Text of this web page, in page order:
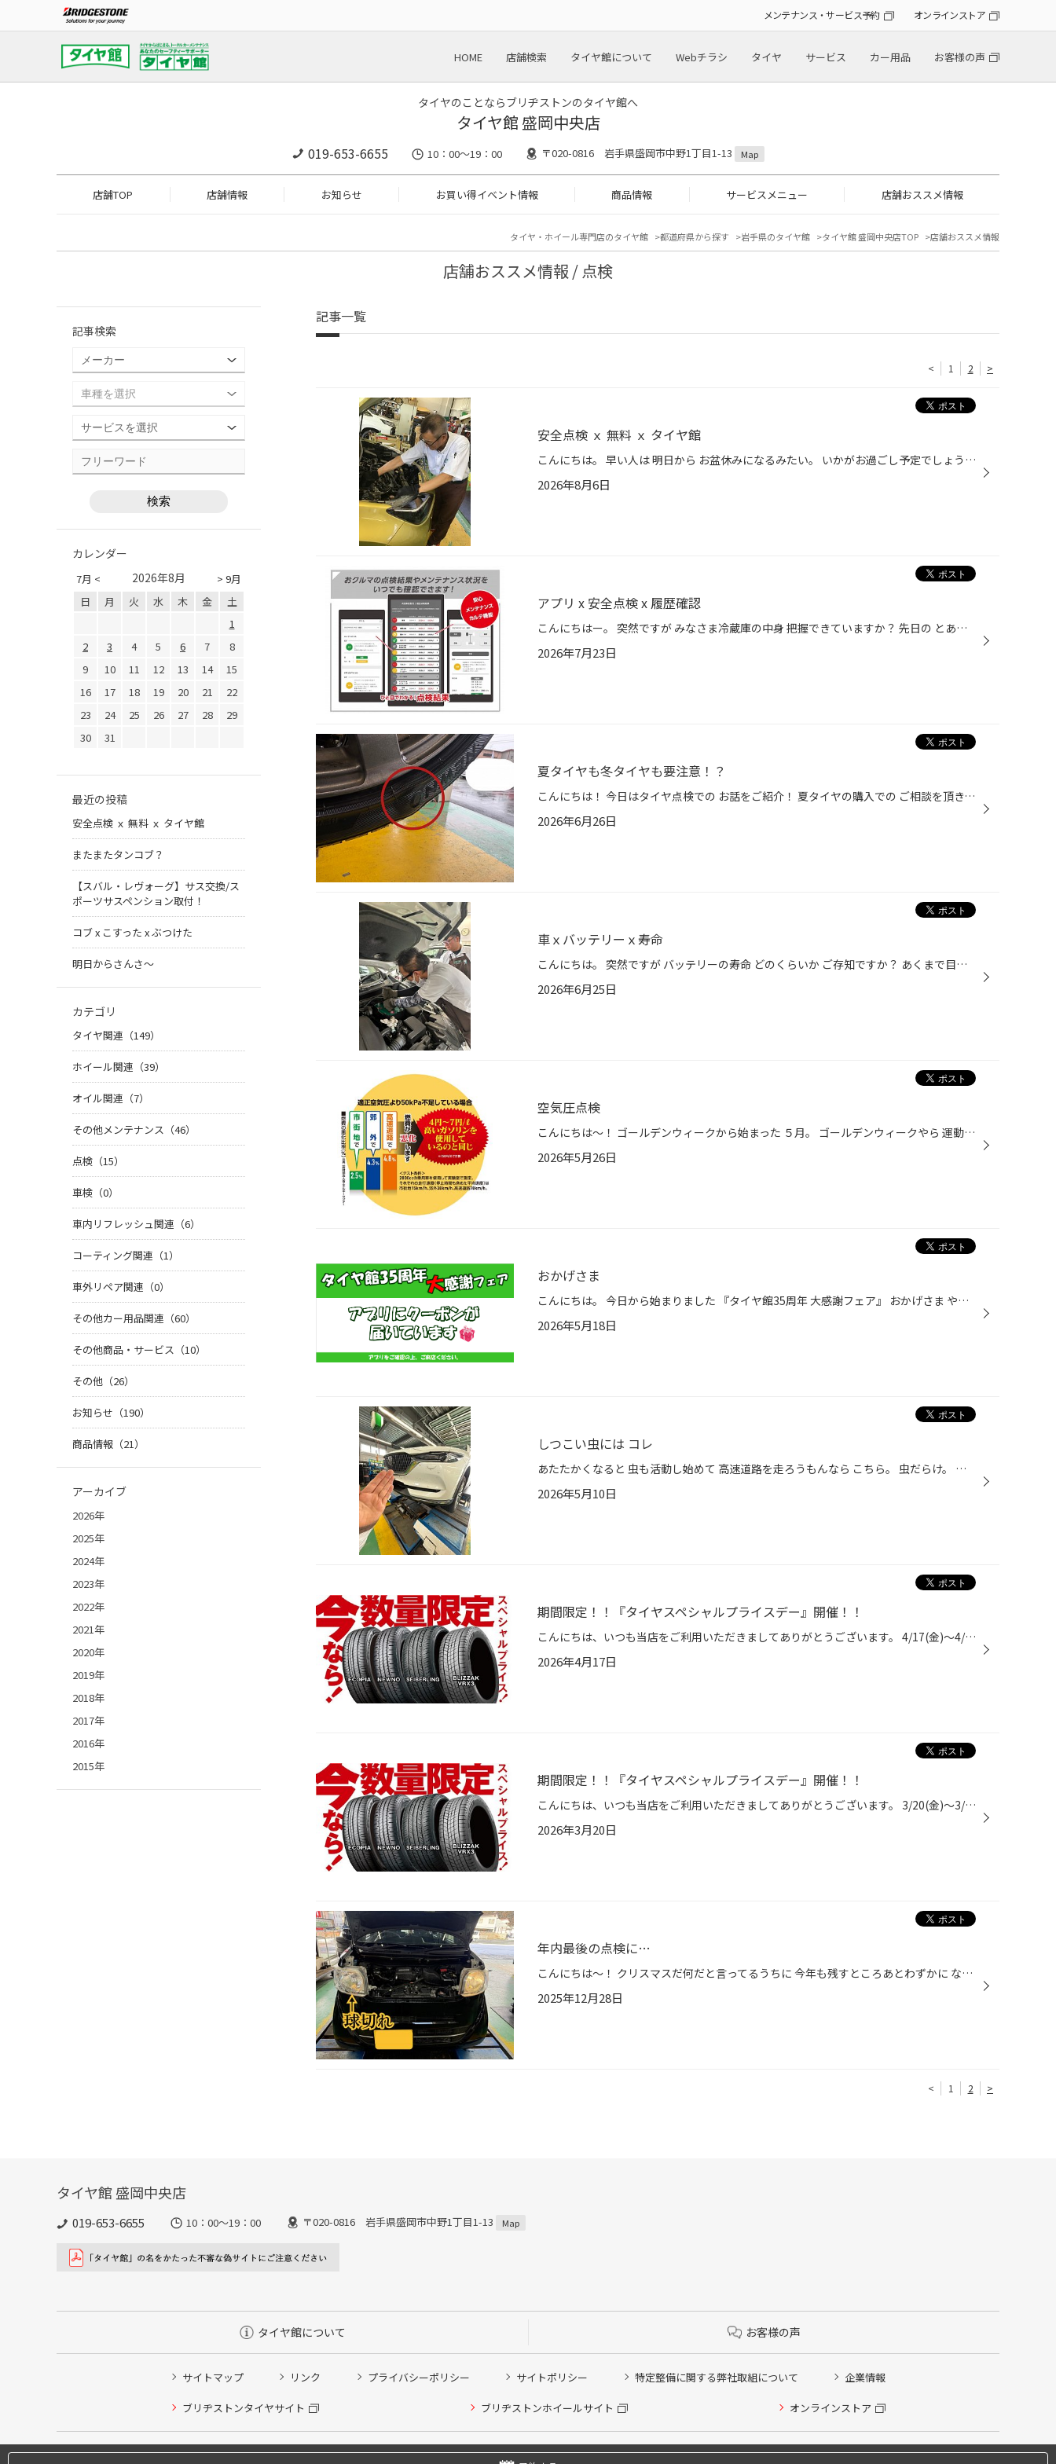
メンテナンス・サービス予約 オンラインストア
HOME 店舗検索 タイヤ館について Webチラシ タイヤ サービス カー用品 お客様の声
タイヤのことならブリヂストンのタイヤ館へ
タイヤ館 盛岡中央店
019-653-6655 10：00～19：00 〒020-0816 岩手県盛岡市中野1丁目1-13 Map
店舗TOP 店舗情報 お知らせ お買い得イベント情報 商品情報 サービスメニュー 店舗おススメ情報
タイヤ・ホイール専門店のタイヤ館 都道府県から探す 岩手県のタイヤ館 タイヤ館 盛岡中央店TOP 店舗おススメ情報
店舗おススメ情報 / 点検
記事一覧
< 1 2 >
安全点検 ｘ 無料 ｘ タイヤ館
こんにちは。 早い人は 明日から お盆休みになるみたい。 いかがお過ごし予定でしょうか？ お出掛け前の安全点検 ぞくぞくと 来ていただいております。 ウォッシャー液の点検から エンジンオイル バッテリー電圧 ワイパー ランプ類 それから 忘れちゃあいけない 空気圧。 今日みたいに 照り焼きくら...
2026年8月6日
アプリ x 安全点検 x 履歴確認
こんにちはー。 突然ですが みなさま冷蔵庫の中身 把握できていますか？ 先日の とある日 仕事が終わって 帰宅中の車内 喉がソワソワするほどに 飲みたくて飲みたくて 冷蔵庫の中身を 回想したら 確か ビールあと1本。 帰って 1本プシュっと飲んだら 散歩ついでに スーパーに... なんて想像して ル...
2026年7月23日
夏タイヤも冬タイヤも要注意！？
こんにちは！ 今日はタイヤ点検での お話をご紹介！ 夏タイヤの購入での ご相談を頂き、 「タイヤの側面が腫れてて…」 とのことでしたので 見てみると、 これはこれは… この状態ですと、 ここからタイヤがバーストしてしまうことも… 新品の夏タイヤを ご成約頂きましたが お取り寄せ品の為、 作業は...
2026年6月26日
車ｘバッテリーｘ寿命
こんにちは。 突然ですが バッテリーの寿命 どのくらいか ご存知ですか？ あくまで目安ですが 3年ほど と言われています。 車のバッテリーは 基本的には エンジンルームの中にあるので 状態を 感じる事ができないのですが 携帯電話を 長く使っていると 電池の減りが早いなぁ とか 充電に時間かかる...
2026年6月25日
空気圧点検
こんにちは〜！ ゴールデンウィークから始まった ５月。 ゴールデンウィークやら 運動会シーズンも過ぎ、 気づけばあと少しで５月も 終わりそうですね。 今月頑張ってくれた愛車の メンテナンスやタイヤ空気圧の点検 いかがですか？ ６月は６月で梅雨時期のあたりに クルマを使う機会も 増えるかと...
2026年5月26日
おかげさま
こんにちは。 今日から始まりました 『タイヤ館35周年 大感謝フェア』 おかげさま やわらかくって この言葉好きです。 タイヤ館は みなさまに支えられて 35周年を迎えることができました。 おかげさまです。 アプリをお持ちのみなさま クーポンってボタンのところに 緑色のクーポンが 届いているは...
2026年5月18日
しつこい虫には コレ
あたたかくなると 虫も活動し始めて 高速道路を走ろうもんなら こちら。 虫だらけ。 白くてきれいなお車でしたので たくさん見えます。 そんな時 おすすめは コレ よく取れます。 意外と苦労する 虫取りの味方。 なんだか 今日は風が強い。 旗が元気です。 最近の 予約状況は 混雑がだいぶ緩和され...
2026年5月10日
期間限定！！『タイヤスペシャルプライスデー』開催！！
こんにちは、いつも当店をご利用いただきましてありがとうございます。 4/17(金)～4/26(日)まで、コクピット・タイヤ館におきまして、 期間限定！ サイズ限定！！ 数量限定！！！ お得にお買い求めいただける、「タイヤスペシャルプライスデー」がスタートします！ お得なタイヤのご紹介！！ ワゴン...
2026年4月17日
期間限定！！『タイヤスペシャルプライスデー』開催！！
こんにちは、いつも当店をご利用いただきましてありがとうございます。 3/20(金)～3/29(日)まで、コクピット・タイヤ館におきまして、 期間限定！ サイズ限定！！ 数量限定！！！ お得にお買い求めいただける、「タイヤスペシャルプライスデー」がスタートします！ お得なタイヤのご紹介！！ ワゴン...
2026年3月20日
年内最後の点検に…
こんにちは〜！ クリスマスだ何だと言ってるうちに 今年も残すところあとわずかに なりましたね〜。 もうすでに連休に入ってる方も いらっしゃるかと思います。 お出かけ前の愛車の点検は いかがですか？？ 今日も点検のご依頼で ヘッドライトの球交換を させていただきました。 ご依頼頂きありがと...
2025年12月28日
< 1 2 >
記事検索
カレンダー
7月 < > 9月
2026年8月
日 月 火 水 木 金
土
1
2
3 4 5 6 7
8
9
10 11 12 13 14
15
16
17 18 19 20 21
22
23
24 25 26 27 28
29
30
31
最近の投稿
安全点検 ｘ 無料 ｘ タイヤ館
またまたタンコブ？
【スバル・レヴォーグ】サス交換/ス
ポーツサスペンション取付！
コブ x こすった x ぶつけた
明日からさんさ〜
カテゴリ
タイヤ関連（149）
ホイール関連（39）
オイル関連（7）
その他メンテナンス（46）
点検（15）
車検（0）
車内リフレッシュ関連（6）
コーティング関連（1）
車外リペア関連（0）
その他カー用品関連（60）
その他商品・サービス（10）
その他（26）
お知らせ（190）
商品情報（21）
アーカイブ
2026年
2025年
2024年
2023年
2022年
2021年
2020年
2019年
2018年
2017年
2016年
2015年
タイヤ館 盛岡中央店
019-653-6655 10：00～19：00 〒020-0816 岩手県盛岡市中野1丁目1-13 Map
タイヤ館について お客様の声
サイトマップ リンク プライバシーポリシー サイトポリシー 特定整備に関する弊社取組について 企業情報
ブリヂストンタイヤサイト ブリヂストンホイールサイト オンラインストア
Copyright © 2024 Bridgestone Retail Co.,Ltd. All rights Reserved.
タイヤ点検・安全点検/タイヤ履き替え/オイル交換/その他ピット作業の予約
タイヤ/サービスに関するご相談の予約